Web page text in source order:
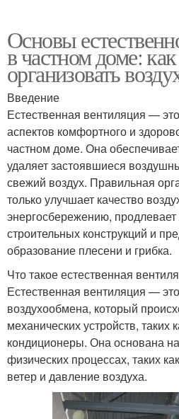
Основы
в частном доме:
организовать
Введение
Естественная вентиляция —
аспектов комфортного и
частном доме. Она
удаляет застоявшиеся
свежий воздух. Правильная
только улучшает качество
энергосбережению,
строительных конструкций и
образование плесени и грибка.
Что такое естественная
Естественная вентиляция —
воздухообмена, который
механических устройств, таких
кондиционеры. Она основана
физических процессах, таких
ветер и давление воздуха.